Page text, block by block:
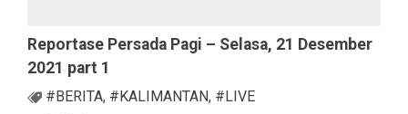
Reportase Persada Pagi – Selasa, 21 Desember
2021 part 1
#BERITA, #KALIMANTAN, #LIVE